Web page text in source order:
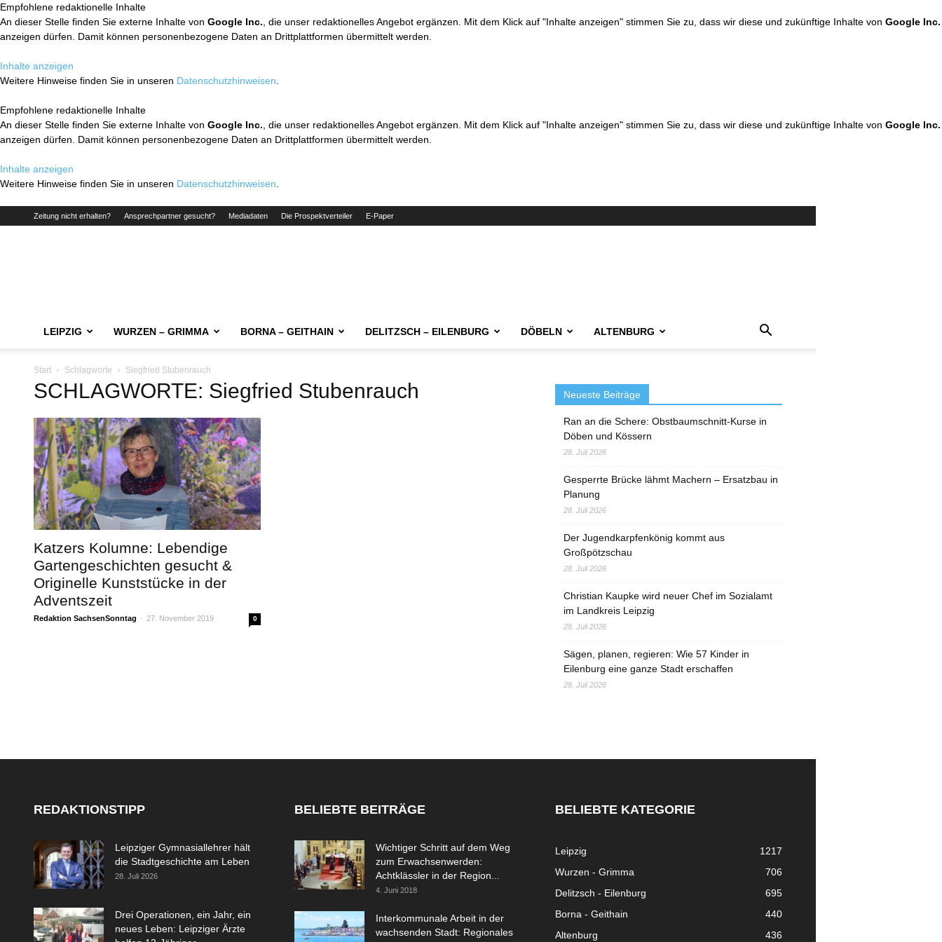
Empfohlene redaktionelle Inhalte
An dieser Stelle finden Sie externe Inhalte von Google Inc. , die unser redaktionelles Angebot ergänzen. Mit dem Klick auf "Inhalte anzeigen" stimmen Sie zu, dass wir diese und zukünftige Inhalte von Google Inc.
anzeigen dürfen. Damit können personenbezogene Daten an Drittplattformen übermittelt werden.
Inhalte anzeigen
Weitere Hinweise finden Sie in unseren Datenschutzhinweisen
Empfohlene redaktionelle Inhalte
An dieser Stelle finden Sie externe Inhalte von Google Inc. , die unser redaktionelles Angebot ergänzen. Mit dem Klick auf "Inhalte anzeigen" stimmen Sie zu, dass wir diese und zukünftige Inhalte von Google Inc.
anzeigen dürfen. Damit können personenbezogene Daten an Drittplattformen übermittelt werden.
Inhalte anzeigen
Weitere Hinweise finden Sie in unseren Datenschutzhinweisen
Zeitung nicht erhalten? Ansprechpartner gesucht? Mediadaten Die Prospektverteiler E-Paper
LEIPZIG WURZEN – GRIMMA BORNA – GEITHAIN DELITZSCH – EILENBURG DÖBELN ALTENBURG
Start Schlagworte Siegfried Stubenrauch
SCHLAGWORTE: Siegfried Stubenrauch
Katzers Kolumne: Lebendige
Gartengeschichten gesucht &
Originelle Kunststücke in der
Adventszeit
Redaktion SachsenSonntag - 27. November 2019 0
Neueste Beiträge
Ran an die Schere: Obstbaumschnitt-Kurse in
Döben und Kössern
28. Juli 2026
Gesperrte Brücke lähmt Machern – Ersatzbau in
Planung
28. Juli 2026
Der Jugendkarpfenkönig kommt aus
Großpötzschau
28. Juli 2026
Christian Kaupke wird neuer Chef im Sozialamt
im Landkreis Leipzig
28. Juli 2026
Sägen, planen, regieren: Wie 57 Kinder in
Eilenburg eine ganze Stadt erschaffen
28. Juli 2026
REDAKTIONSTIPP
Leipziger Gymnasiallehrer hält
die Stadtgeschichte am Leben
28. Juli 2026
Drei Operationen, ein Jahr, ein
neues Leben: Leipziger Ärzte
BELIEBTE BEITRÄGE
Wichtiger Schritt auf dem Weg
zum Erwachsenwerden:
Achtklässler in der Region...
4. Juni 2018
Interkommunale Arbeit in der
wachsenden Stadt: Regionales
BELIEBTE KATEGORIE
Leipzig
1217
Wurzen - Grimma
706
Delitzsch - Eilenburg
695
Borna - Geithain
440
Altenburg
436